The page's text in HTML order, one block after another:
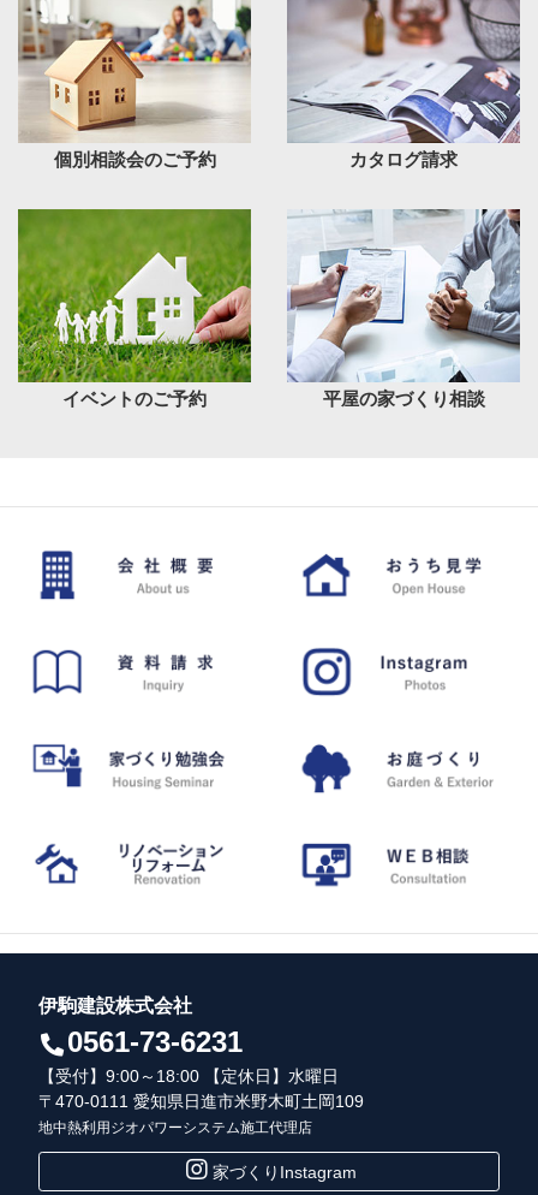
個別相談会のご予約 カタログ請求
イベントのご予約 平屋の家づくり相談
伊駒建設株式会社
0561-73-6231
【受付】9:00～18:00 【定休日】水曜日
〒470-0111 愛知県日進市米野木町土岡109
地中熱利用ジオパワーシステム施工代理店
家づくりInstagram